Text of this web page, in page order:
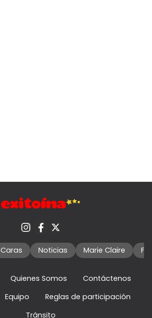
Caras Noticias Marie Claire
Quienes Somos
Contáctenos
Equipo
Reglas de participación
Tránsito